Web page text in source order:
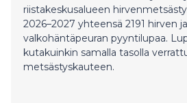
riistakeskusalueen
2026–2027 yhteensä 2191 hirven
valkohäntäpeuran pyyntilupaa.
kutakuinkin samalla tasolla
metsästyskauteen.